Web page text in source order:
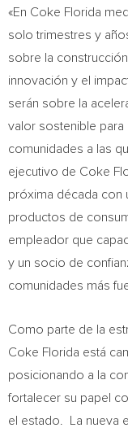
«En Coke Florida
solo trimestres y
sobre la
innovación y el
serán sobre la
valor sostenible
comunidades a las
ejecutivo de Coke
próxima década con
productos de
empleador que
y un socio de
comunidades más
Como parte de la
Coke Florida está
posicionando a la
fortalecer su papel
el estado. La nueva